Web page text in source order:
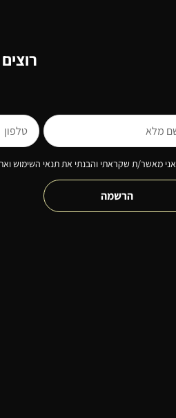
אני מאשר/ת שקראתי והבנתי את תנאי השימוש
הרשמה